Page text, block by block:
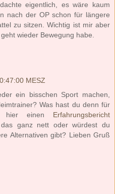
eigentlich, es wäre kaum
nach der OP schon für längere
zu sitzen. Wichtig ist mir aber
wieder Bewegung habe.
MESZ
ein bisschen Sport machen,
Was hast du denn für
hier einen Erfahrungsbericht
ganz nett oder würdest du
Alternativen gibt? Lieben Gruß